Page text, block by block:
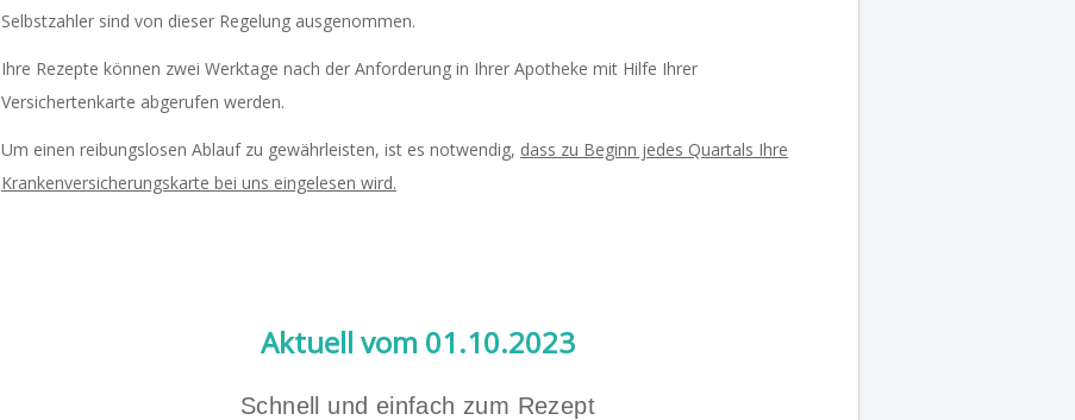
Selbstzahler sind von dieser Regelung ausgenommen.
Ihre Rezepte können zwei Werktage nach der Anforderung in Ihrer Apotheke mit Hilfe Ihrer
Versichertenkarte abgerufen werden.
Um einen reibungslosen Ablauf zu gewährleisten, ist es notwendig, dass zu Beginn jedes Quartals Ihre
Krankenversicherungskarte bei uns eingelesen wird.
Aktuell vom 01.10.2023
Schnell und einfach zum Rezept